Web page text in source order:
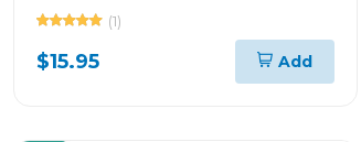
ARGBR1347
(1)
$15.95 Add